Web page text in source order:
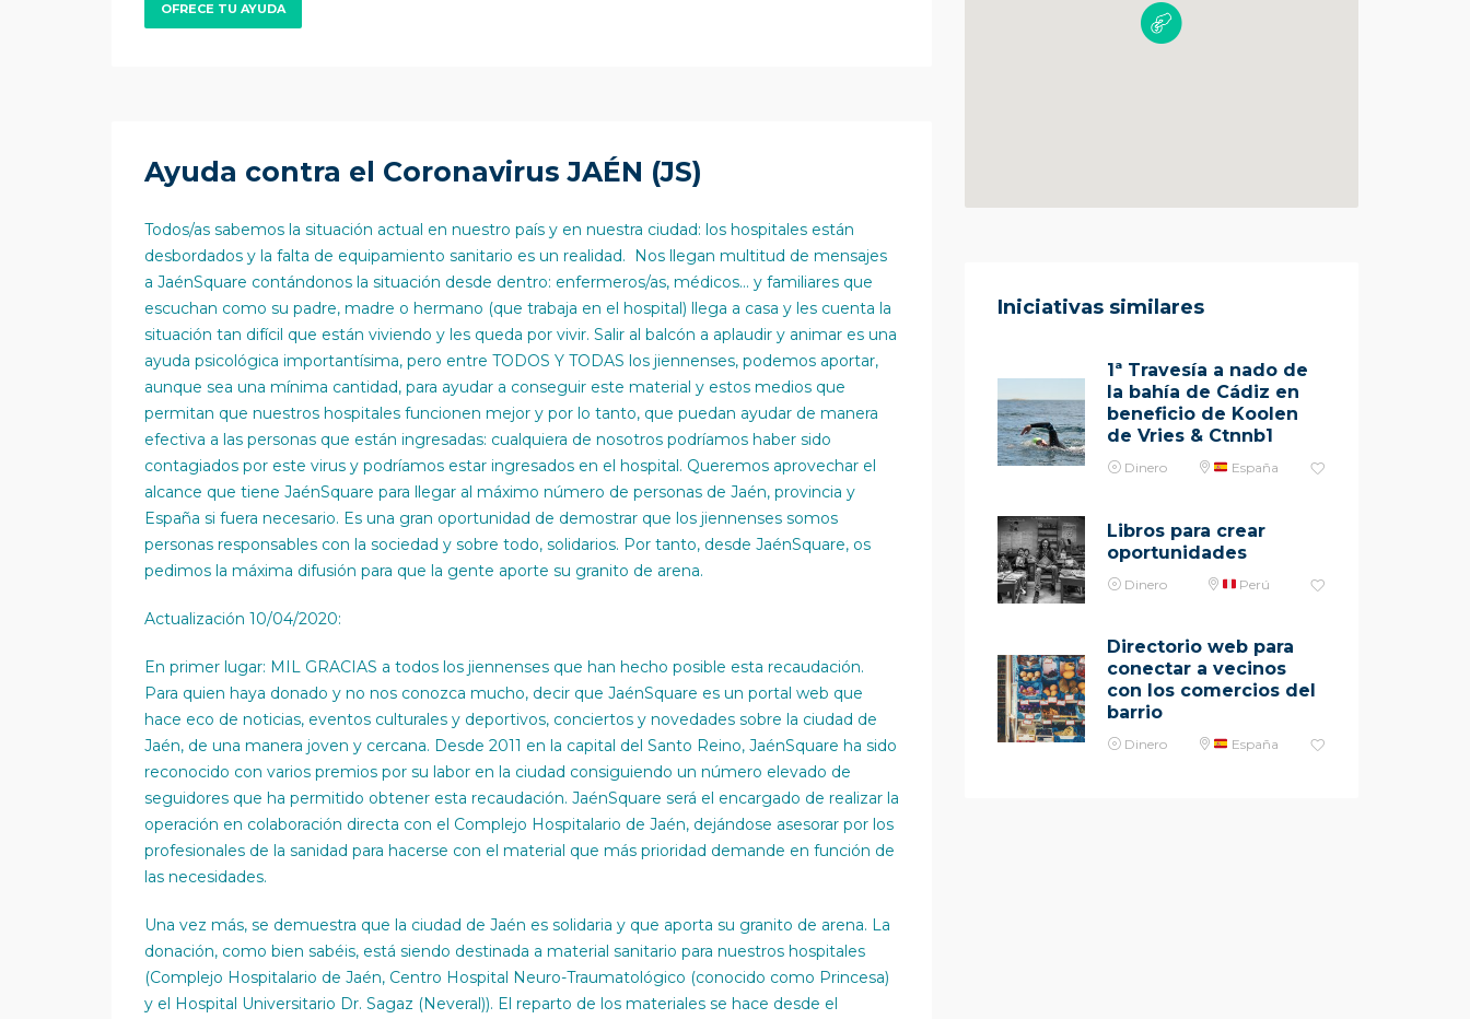
OFRECE TU AYUDA
Ayuda contra el Coronavirus JAÉN (JS)
Todos/as sabemos la situación actual en nuestro país y en nuestra ciudad: los hospitales están
desbordados y la falta de equipamiento sanitario es un realidad. Nos llegan multitud de mensajes
a JaénSquare contándonos la situación desde dentro: enfermeros/as, médicos… y familiares que
escuchan como su padre, madre o hermano (que trabaja en el hospital) llega a casa y les cuenta la
situación tan difícil que están viviendo y les queda por vivir. Salir al balcón a aplaudir y animar es una
ayuda psicológica importantísima, pero entre TODOS Y TODAS los jiennenses, podemos aportar,
aunque sea una mínima cantidad, para ayudar a conseguir este material y estos medios que
permitan que nuestros hospitales funcionen mejor y por lo tanto, que puedan ayudar de manera
efectiva a las personas que están ingresadas: cualquiera de nosotros podríamos haber sido
contagiados por este virus y podríamos estar ingresados en el hospital. Queremos aprovechar el
alcance que tiene JaénSquare para llegar al máximo número de personas de Jaén, provincia y
España si fuera necesario. Es una gran oportunidad de demostrar que los jiennenses somos
personas responsables con la sociedad y sobre todo, solidarios. Por tanto, desde JaénSquare, os
pedimos la máxima difusión para que la gente aporte su granito de arena.
Actualización 10/04/2020:
En primer lugar: MIL GRACIAS a todos los jiennenses que han hecho posible esta recaudación.
Para quien haya donado y no nos conozca mucho, decir que JaénSquare es un portal web que
hace eco de noticias, eventos culturales y deportivos, conciertos y novedades sobre la ciudad de
Jaén, de una manera joven y cercana. Desde 2011 en la capital del Santo Reino, JaénSquare ha sido
reconocido con varios premios por su labor en la ciudad consiguiendo un número elevado de
seguidores que ha permitido obtener esta recaudación. JaénSquare será el encargado de realizar la
operación en colaboración directa con el Complejo Hospitalario de Jaén, dejándose asesorar por los
profesionales de la sanidad para hacerse con el material que más prioridad demande en función de
las necesidades.
Una vez más, se demuestra que la ciudad de Jaén es solidaria y que aporta su granito de arena. La
donación, como bien sabéis, está siendo destinada a material sanitario para nuestros hospitales
(Complejo Hospitalario de Jaén, Centro Hospital Neuro-Traumatológico (conocido como Princesa)
y el Hospital Universitario Dr. Sagaz (Neveral)). El reparto de los materiales se hace desde el
Iniciativas similares
1ª Travesía a nado de
la bahía de Cádiz en
beneficio de Koolen
de Vries & Ctnnb1
Dinero España
Libros para crear
oportunidades
Dinero Perú
Directorio web para
conectar a vecinos
con los comercios del
barrio
Dinero España